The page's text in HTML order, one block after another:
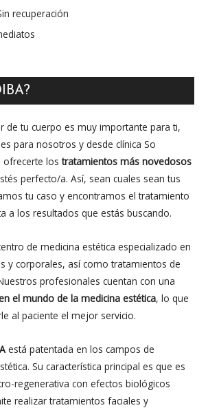
recuperación
de tu cuerpo es muy importante para ti,
para nosotros y desde clínica So
ofrecerte lostratamientos más novedosos
perfecto/a. Así, sean cuales sean tus
tu caso y encontramos el tratamiento
a los resultados que estás buscando.
de medicina estética especializado en
y corporales, así como tratamientos de
profesionales cuentan con una
el mundo de la medicina estética, lo que
al paciente el mejor servicio.
está patentada en los campos de
Su característica principal es que es
regenerativa con efectos biológicos
realizar tratamientos faciales y